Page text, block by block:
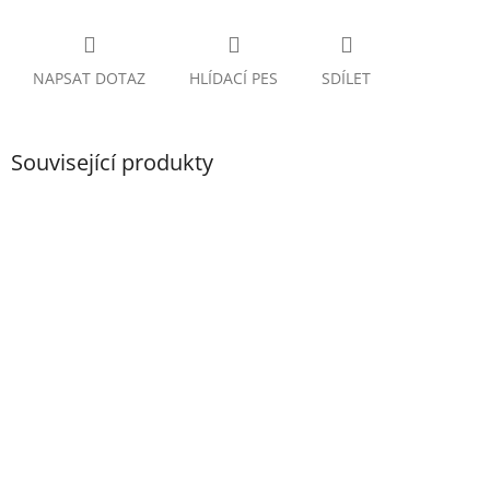
NAPSAT DOTAZ HLÍDACÍ PES SDÍLET
Související produkty